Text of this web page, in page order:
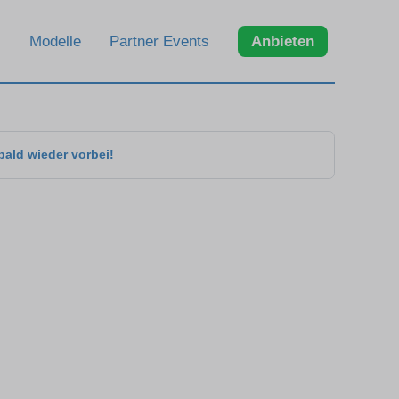
Modelle Partner Events Anbieten
wieder vorbei!